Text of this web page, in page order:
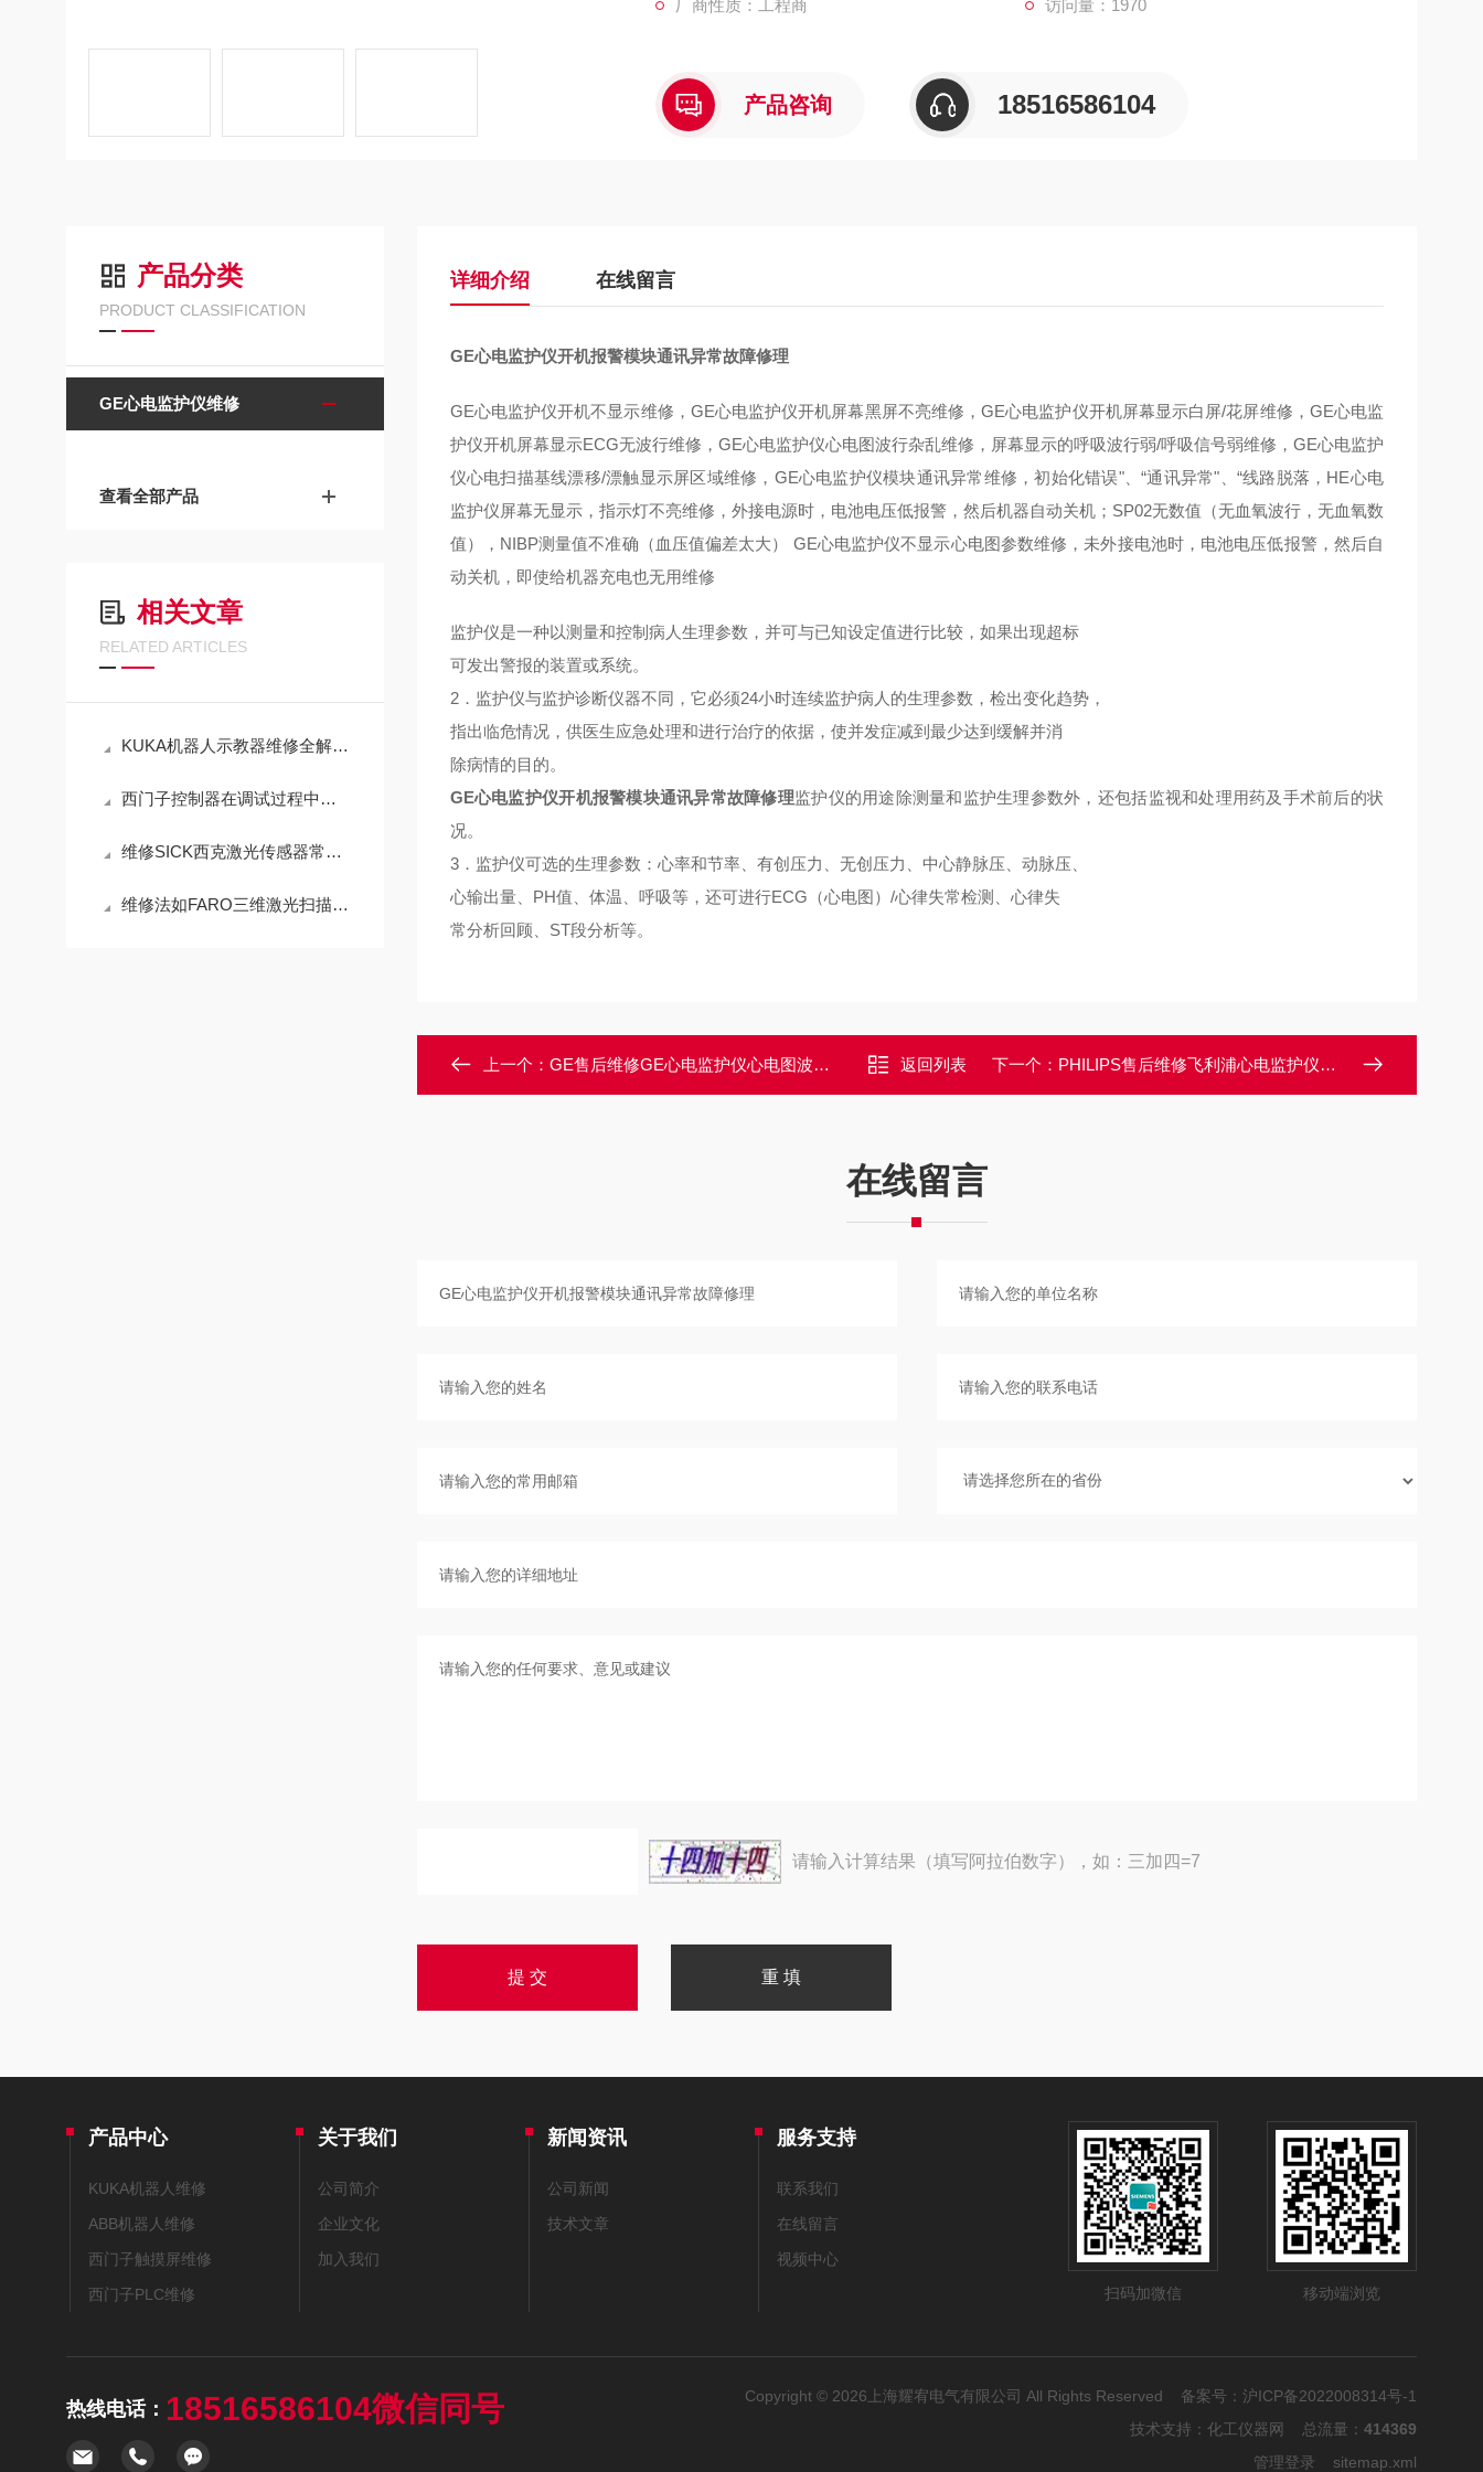
厂商性质：工程商 访问量：1970
产品咨询 18516586104
产品分类
PRODUCT CLASSIFICATION
GE心电监护仪维修
查看全部产品
相关文章
RELATED ARTICLES
KUKA机器人示教器维修全解析：从故障诊断到修复实操的关键步骤
西门子控制器在调试过程中要注意哪些条件？
维修SICK西克激光传感器常见故障解决方法（芯片级修理）
维修法如FARO三维激光扫描仪开机启动没反应（常年修此故障）
详细介绍 在线留言
GE心电监护仪开机报警模块通讯异常故障修理
GE心电监护仪开机不显示维修，GE心电监护仪开机屏幕黑屏不亮维修，GE心电监护仪开机屏幕显示白屏/花屏维修，GE心电监
护仪开机屏幕显示ECG无波行维修，GE心电监护仪心电图波行杂乱维修，屏幕显示的呼吸波行弱/呼吸信号弱维修，GE心电监护
仪心电扫描基线漂移/漂触显示屏区域维修，GE心电监护仪模块通讯异常维修，初始化错误"、“通讯异常"、“线路脱落，HE心电
监护仪屏幕无显示，指示灯不亮维修，外接电源时，电池电压低报警，然后机器自动关机；SP02无数值（无血氧波行，无血氧数
值），NIBP测量值不准确（血压值偏差太大） GE心电监护仪不显示心电图参数维修，未外接电池时，电池电压低报警，然后自
动关机，即使给机器充电也无用维修
监护仪是一种以测量和控制病人生理参数，并可与已知设定值进行比较，如果出现超标
可发出警报的装置或系统。
2．监护仪与监护诊断仪器不同，它必须24小时连续监护病人的生理参数，检出变化趋势，
指出临危情况，供医生应急处理和进行治疗的依据，使并发症减到最少达到缓解并消
除病情的目的。
GE心电监护仪开机报警模块通讯异常故障修理监护仪的用途除测量和监护生理参数外，还包括监视和处理用药及手术前后的状
况。
3．监护仪可选的生理参数：心率和节率、有创压力、无创压力、中心静脉压、动脉压、
心输出量、PH值、体温、呼吸等，还可进行ECG（心电图）/心律失常检测、心律失
常分析回顾、ST段分析等。
上一个： GE售后维修GE心电监护仪心电图波行杂乱有干扰故障维修 返回列表 下一个： PHILIPS售后维修飞利浦心电监护仪面板触摸功能失灵故障解决
在线留言
请输入计算结果（填写阿拉伯数字），如：三加四=7
产品中心
KUKA机器人维修
ABB机器人维修
西门子触摸屏维修
西门子PLC维修
关于我们
公司简介
企业文化
加入我们
新闻资讯
公司新闻
技术文章
服务支持
联系我们
在线留言
视频中心
扫码加微信
移动端浏览
热线电话： 18516586104微信同号 Copyright © 2026上海耀宥电气有限公司 All Rights Reserved 备案号： 沪ICP备2022008314号-1
技术支持： 化工仪器网 总流量： 414369
管理登录
sitemap.xml